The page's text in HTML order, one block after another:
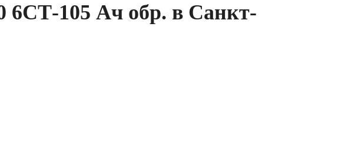
6СТ-105 Ач обр. в Санкт-